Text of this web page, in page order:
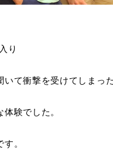
り
て衝撃を受けてしまった
験でした。
。